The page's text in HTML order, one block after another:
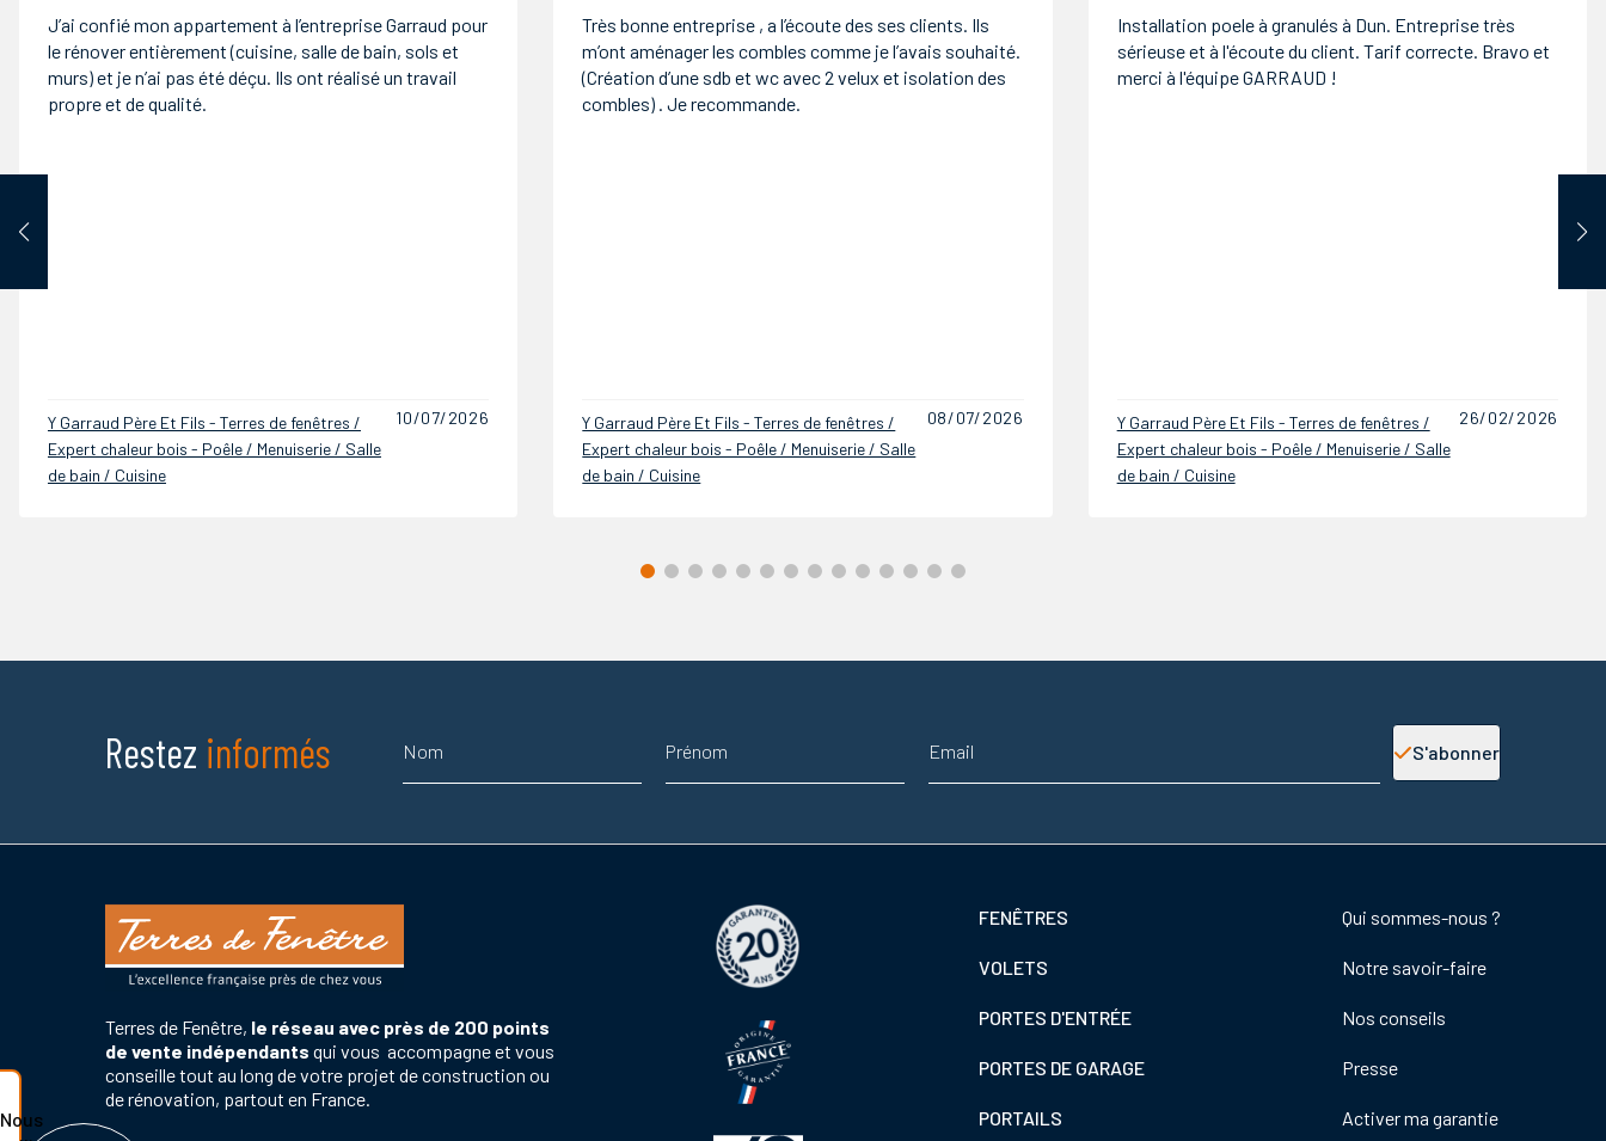
Très bonne entreprise , a l’écoute des ses clients. Ils
m’ont aménager les combles comme je l’avais souhaité.
(Création d’une sdb et wc avec 2 velux et isolation des
combles) . Je recommande.
Y Garraud Père Et Fils - Terres de fenêtres /
Expert chaleur bois - Poêle / Menuiserie / Salle
de bain / Cuisine
08/07/2026
Installation poele à granulés à Dun. Entreprise très
sérieuse et à l'écoute du client. Tarif correcte. Bravo et
merci à l'équipe GARRAUD !
Y Garraud Père Et Fils - Terres de fenêtres /
Expert chaleur bois - Poêle / Menuiserie / Salle
de bain / Cuisine
26/02/2026
L entreprise y. garrault père et fils nous a refait la salle
de bain ainsi que la cuisine avec beaucoup de
professionnalisme nous avons ete très satisfait du
Y Garraud Père Et Fils - Terres de fenêtres /
Expert chaleur bois - Poêle / Menuiserie / Salle
de bain / Cuisine
13/01/2026
Restez informés
S'abonner
Terres de Fenêtre, le réseau avec près de 200 points
de vente indépendants qui vous accompagne et vous
conseille tout au long de votre projet de construction ou
de rénovation, partout en France.
Footer
de
FENÊTRES
VOLETS
PORTES D'ENTRÉE
PORTES DE GARAGE
PORTAILS
Footer
de
Qui sommes-nous ?
Notre savoir-faire
Nos conseils
Presse
Activer ma garantie
Nous